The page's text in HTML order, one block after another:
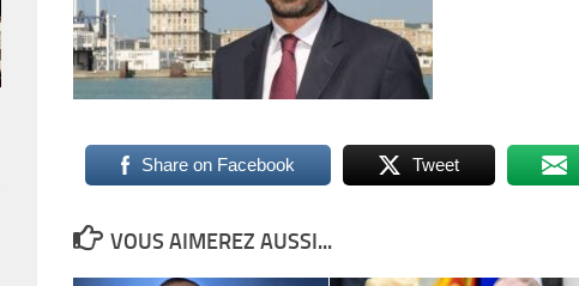
Share on Facebook Tweet
VOUS AIMEREZ AUSSI...